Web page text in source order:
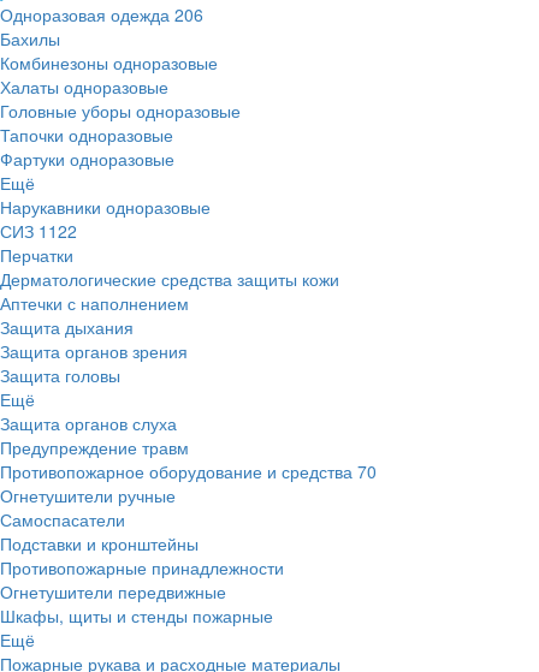
Одноразовая одежда 206
Бахилы
Комбинезоны одноразовые
Халаты одноразовые
Головные уборы одноразовые
Тапочки одноразовые
Фартуки одноразовые
Ещё
Нарукавники одноразовые
СИЗ 1122
Перчатки
Дерматологические средства защиты кожи
Аптечки с наполнением
Защита дыхания
Защита органов зрения
Защита головы
Ещё
Защита органов слуха
Предупреждение травм
Противопожарное оборудование и средства 70
Огнетушители ручные
Самоспасатели
Подставки и кронштейны
Противопожарные принадлежности
Огнетушители передвижные
Шкафы, щиты и стенды пожарные
Ещё
Пожарные рукава и расходные материалы